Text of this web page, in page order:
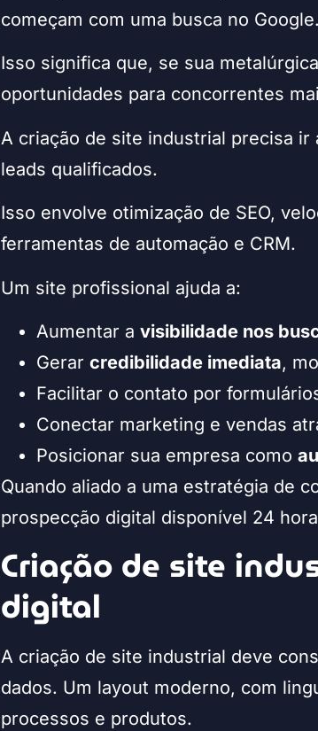
começam com uma busca no Google.
Isso significa que, se sua
oportunidades para concorrentes
A criação de site industrial precisa
leads qualificados.
Isso envolve otimização de SEO,
ferramentas de automação e CRM.
Um site profissional ajuda a:
Aumentar a visibilidade nos
Gerar credibilidade imediata,
Facilitar o contato por
Conectar marketing e vendas
Posicionar sua empresa como
Quando aliado a uma estratégia de
prospecção digital disponível 24
Criação de site
digital
A criação de site industrial deve
dados. Um layout moderno, com
processos e produtos.